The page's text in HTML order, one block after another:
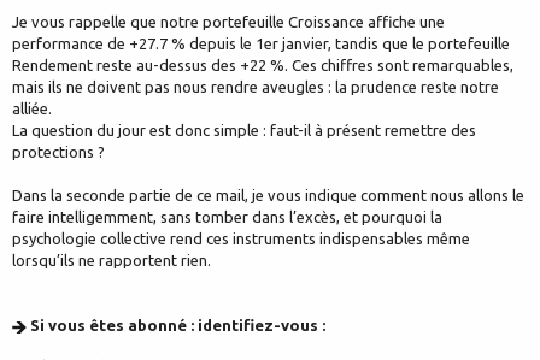
Je vous rappelle que notre portefeuille Croissance affiche une
performance de +27.7 % depuis le 1er janvier, tandis que le portefeuille
Rendement reste au-dessus des +22 %. Ces chiffres sont remarquables,
mais ils ne doivent pas nous rendre aveugles : la prudence reste notre
alliée.
La question du jour est donc simple : faut-il à présent remettre des
protections ?
Dans la seconde partie de ce mail, je vous indique comment nous allons le
faire intelligemment, sans tomber dans l’excès, et pourquoi la
psychologie collective rend ces instruments indispensables même
lorsqu’ils ne rapportent rien.
Si vous êtes abonné : identifiez-vous :